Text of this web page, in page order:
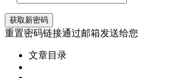
重置密码链接通过邮箱发送给您
文章目录